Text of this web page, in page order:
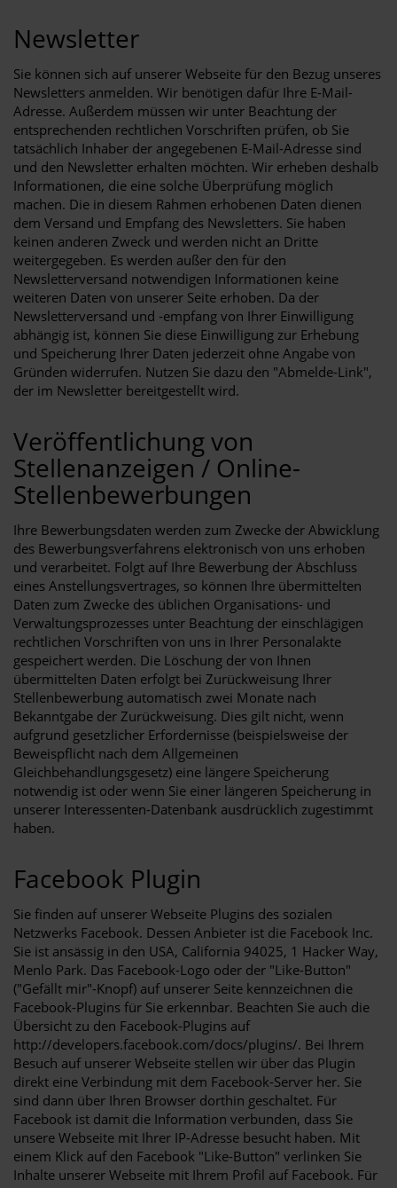
Newsletter
Sie können sich auf unserer Webseite für den Bezug unseres
Newsletters anmelden. Wir benötigen dafür Ihre E-Mail-
Adresse. Außerdem müssen wir unter Beachtung der
entsprechenden rechtlichen Vorschriften prüfen, ob Sie
tatsächlich Inhaber der angegebenen E-Mail-Adresse sind
und den Newsletter erhalten möchten. Wir erheben deshalb
Informationen, die eine solche Überprüfung möglich
machen. Die in diesem Rahmen erhobenen Daten dienen
dem Versand und Empfang des Newsletters. Sie haben
keinen anderen Zweck und werden nicht an Dritte
weitergegeben. Es werden außer den für den
Newsletterversand notwendigen Informationen keine
weiteren Daten von unserer Seite erhoben. Da der
Newsletterversand und -empfang von Ihrer Einwilligung
abhängig ist, können Sie diese Einwilligung zur Erhebung
und Speicherung Ihrer Daten jederzeit ohne Angabe von
Gründen widerrufen. Nutzen Sie dazu den "Abmelde-Link",
der im Newsletter bereitgestellt wird.
Veröffentlichung von
Stellenanzeigen / Online-
Stellenbewerbungen
Ihre Bewerbungsdaten werden zum Zwecke der Abwicklung
des Bewerbungsverfahrens elektronisch von uns erhoben
und verarbeitet. Folgt auf Ihre Bewerbung der Abschluss
eines Anstellungsvertrages, so können Ihre übermittelten
Daten zum Zwecke des üblichen Organisations- und
Verwaltungsprozesses unter Beachtung der einschlägigen
rechtlichen Vorschriften von uns in Ihrer Personalakte
gespeichert werden. Die Löschung der von Ihnen
übermittelten Daten erfolgt bei Zurückweisung Ihrer
Stellenbewerbung automatisch zwei Monate nach
Bekanntgabe der Zurückweisung. Dies gilt nicht, wenn
aufgrund gesetzlicher Erfordernisse (beispielsweise der
Beweispflicht nach dem Allgemeinen
Gleichbehandlungsgesetz) eine längere Speicherung
notwendig ist oder wenn Sie einer längeren Speicherung in
unserer Interessenten-Datenbank ausdrücklich zugestimmt
haben.
Facebook Plugin
Sie finden auf unserer Webseite Plugins des sozialen
Netzwerks Facebook. Dessen Anbieter ist die Facebook Inc.
Sie ist ansässig in den USA, California 94025, 1 Hacker Way,
Menlo Park. Das Facebook-Logo oder der "Like-Button"
("Gefällt mir"-Knopf) auf unserer Seite kennzeichnen die
Facebook-Plugins für Sie erkennbar. Beachten Sie auch die
Übersicht zu den Facebook-Plugins auf
http://developers.facebook.com/docs/plugins/. Bei Ihrem
Besuch auf unserer Webseite stellen wir über das Plugin
direkt eine Verbindung mit dem Facebook-Server her. Sie
sind dann über Ihren Browser dorthin geschaltet. Für
Facebook ist damit die Information verbunden, dass Sie
unsere Webseite mit Ihrer IP-Adresse besucht haben. Mit
einem Klick auf den Facebook "Like-Button" verlinken Sie
Inhalte unserer Webseite mit Ihrem Profil auf Facebook. Für